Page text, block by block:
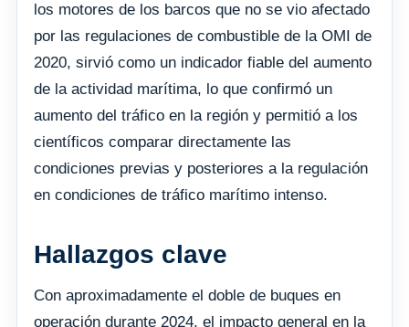
los motores de los barcos que no se vio afectado
por las regulaciones de combustible de la OMI de
2020, sirvió como un indicador fiable del aumento
de la actividad marítima, lo que confirmó un
aumento del tráfico en la región y permitió a los
científicos comparar directamente las
condiciones previas y posteriores a la regulación
en condiciones de tráfico marítimo intenso.
Hallazgos clave
Con aproximadamente el doble de buques en
operación durante 2024, el impacto general en la